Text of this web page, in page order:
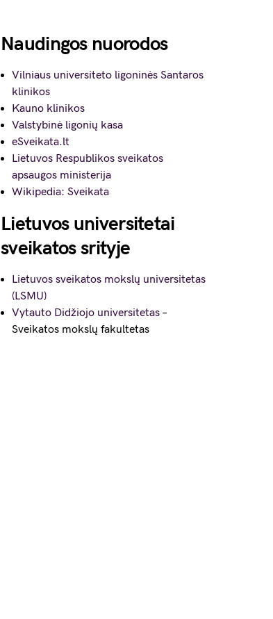
Naudingos nuorodos
Vilniaus universiteto ligoninės Santaros
klinikos
Kauno klinikos
Valstybinė ligonių kasa
eSveikata.lt
Lietuvos Respublikos sveikatos
apsaugos ministerija
Wikipedia: Sveikata
Lietuvos universitetai
sveikatos srityje
Lietuvos sveikatos mokslų universitetas
(LSMU)
Vytauto Didžiojo universitetas –
Sveikatos mokslų fakultetas